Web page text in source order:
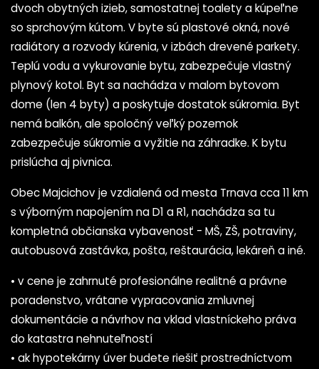
dvoch obytných izieb, samostatnej toalety a kúpeľne
so sprchovým kútom. V byte sú plastové okná, nové
radiátory a rozvody kúrenia, v izbách drevené parkety.
Teplú vodu a vykurovanie bytu, zabezpečuje vlastný
plynový kotol. Byt sa nachádza v malom bytovom
dome (len 4 byty) a poskytuje dostatok súkromia. Byt
nemá balkón, ale spoločný veľký pozemok
zabezpečuje súkromie a vyžitie na záhradke. K bytu
prislúcha aj pivnica.
Obec Majcichov je vzdialená od mesta Trnava cca 11 km
s výborným napojením na D1 a R1, nachádza sa tu
kompletná občianska vybavenosť - MŠ, ZŠ, potraviny,
autobusová zastávka, pošta, reštaurácia, lekáreň a iné.
• v cene je zahrnuté profesionálne realitné a právne
poradenstvo, vrátane vypracovania zmluvnej
dokumentácie a návrhov na vklad vlastníckeho práva
do katastra nehnuteľností
• ak hypotekárny úver budete riešiť prostredníctvom